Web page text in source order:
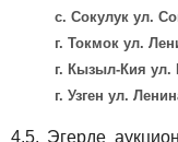
с. Сокулук ул.
г. Токмок ул.
г. Кызыл-Кия ул.
г. Узген ул.
4.5. Эгерде